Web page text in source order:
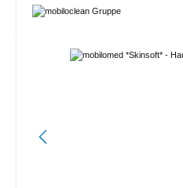
Bildergalerie überspringen